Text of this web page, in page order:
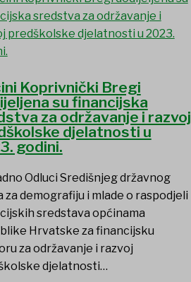
Koprivnički Bregi
su financijska
za održavanje i razvoj
djelatnosti u
godini.
Odluci Središnjeg državnog
za demografiju i mlade o raspodjeli
sredstava općinama
Hrvatske za financijsku
za održavanje i razvoj
djelatnosti…